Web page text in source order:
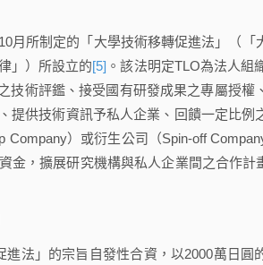
所制定的「大學技術移轉促進法」（「
」）所設立的[5] 。該法明定TLO為法人組
技術評鑑、接受國有研發成果之專屬授權
提供技術資訊予私人企業、回饋一定比例
）或衍生公司（Spin-off
金，擴展研究機構與私人企業間之合作計
法」的宗旨自發性合資，以2000萬日圓